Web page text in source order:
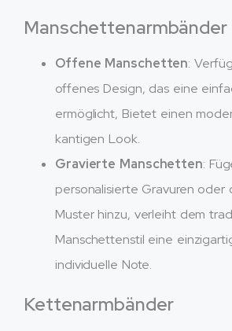
Manschettenarmbänder
Offene Manschetten:
offenes Design, das eine
ermöglicht, Bietet einen
kantigen Look.
Gravierte Manschetten:
personalisierte Gravuren oder
Muster hinzu, verleiht dem
Manschettenstil eine
individuelle Note.
Kettenarmbänder